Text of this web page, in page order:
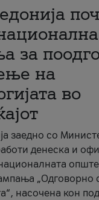
за
на
во
заедно со
денеска и
„Одговорно
насочена кон